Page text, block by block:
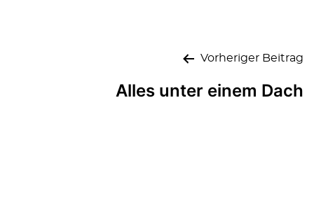
Vorheriger Beitrag
Alles unter einem Dach